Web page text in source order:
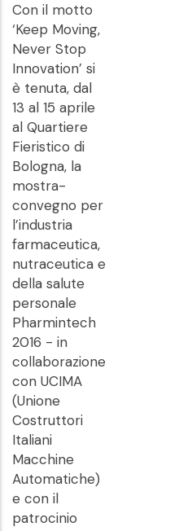
Con il motto
‘Keep Moving,
Never Stop
Innovation’ si
è tenuta, dal
13 al 15 aprile
al Quartiere
Fieristico di
Bologna, la
mostra-
convegno per
l’industria
farmaceutica,
nutraceutica e
della salute
personale
Pharmintech
2016 - in
collaborazione
con UCIMA
(Unione
Costruttori
Italiani
Macchine
Automatiche)
e con il
patrocinio